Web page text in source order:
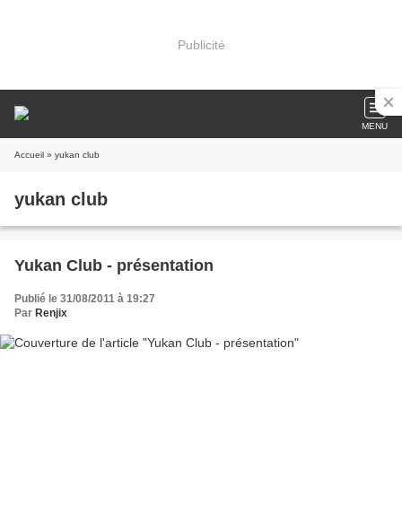
Publicité
MENU
Accueil » yukan club
yukan club
Yukan Club - présentation
Publié le 31/08/2011 à 19:27
Par Renjix